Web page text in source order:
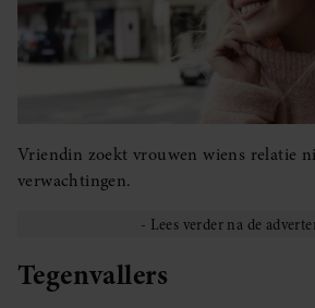
Vriendin zoekt vrouwen wiens relatie
verwachtingen.
Tegenvallers